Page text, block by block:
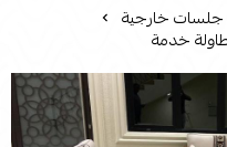
جلسات خارجية